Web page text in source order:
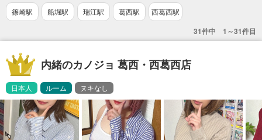
篠崎駅 船堀駅 瑞江駅 葛西駅 西葛西駅
31件中 1～31件目
内緒のカノジョ 葛西・西葛西店
日本人 ルーム ヌキなし